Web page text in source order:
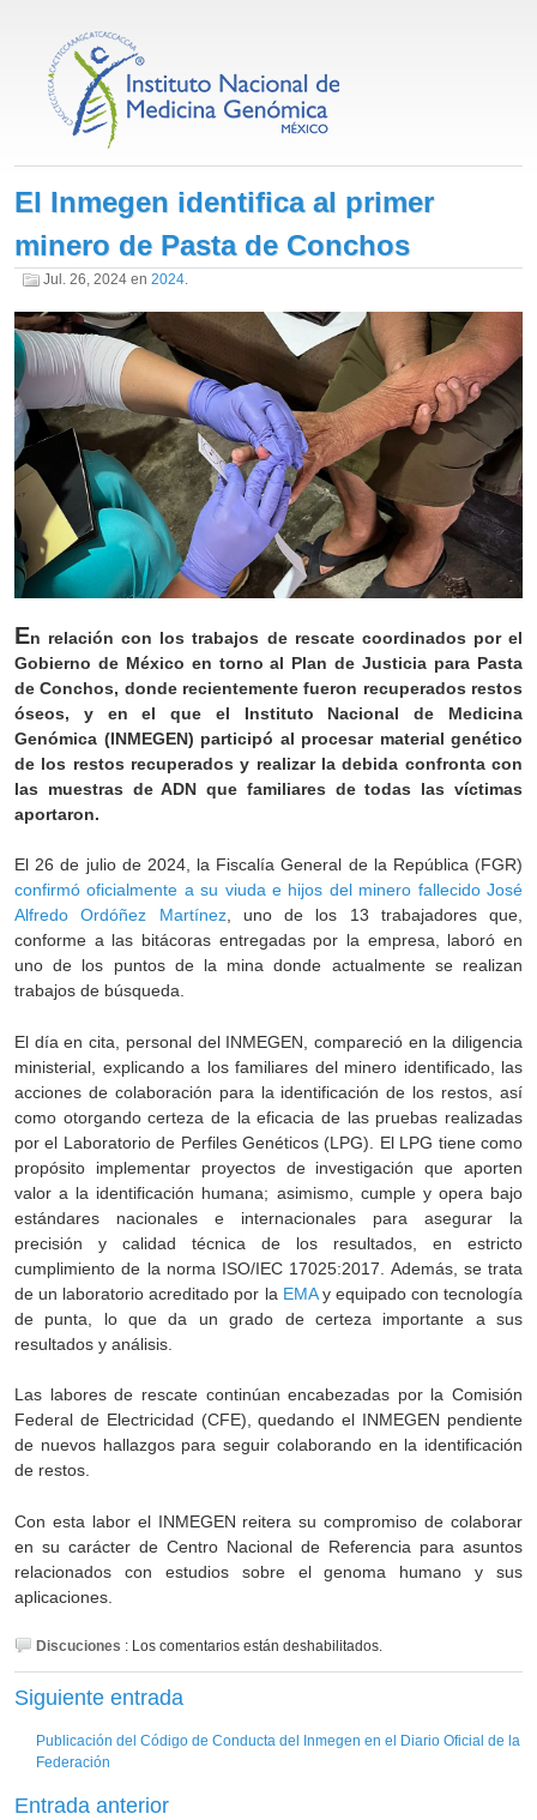
El Inmegen identifica al primer
minero de Pasta de Conchos
Jul. 26, 2024 en 2024.
En relación con los trabajos de rescate coordinados por el
Gobierno de México en torno al Plan de Justicia para Pasta
de Conchos, donde recientemente fueron recuperados restos
óseos, y en el que el Instituto Nacional de Medicina
Genómica (INMEGEN) participó al procesar material genético
de los restos recuperados y realizar la debida confronta con
las muestras de ADN que familiares de todas las víctimas
aportaron.
El 26 de julio de 2024, la Fiscalía General de la República (FGR)
confirmó oficialmente a su viuda e hijos del minero fallecido José
Alfredo Ordóñez Martínez, uno de los 13 trabajadores que,
conforme a las bitácoras entregadas por la empresa, laboró en
uno de los puntos de la mina donde actualmente se realizan
trabajos de búsqueda.
El día en cita, personal del INMEGEN, compareció en la diligencia
ministerial, explicando a los familiares del minero identificado, las
acciones de colaboración para la identificación de los restos, así
como otorgando certeza de la eficacia de las pruebas realizadas
por el Laboratorio de Perfiles Genéticos (LPG). El LPG tiene como
propósito implementar proyectos de investigación que aporten
valor a la identificación humana; asimismo, cumple y opera bajo
estándares nacionales e internacionales para asegurar la
precisión y calidad técnica de los resultados, en estricto
cumplimiento de la norma ISO/IEC 17025:2017. Además, se trata
de un laboratorio acreditado por la EMAy equipado con tecnología
de punta, lo que da un grado de certeza importante a sus
resultados y análisis.
Las labores de rescate continúan encabezadas por la Comisión
Federal de Electricidad (CFE), quedando el INMEGEN pendiente
de nuevos hallazgos para seguir colaborando en la identificación
de restos.
Con esta labor el INMEGEN reitera su compromiso de colaborar
en su carácter de Centro Nacional de Referencia para asuntos
relacionados con estudios sobre el genoma humano y sus
aplicaciones.
Discuciones : Los comentarios están deshabilitados.
Siguiente entrada
Publicación del Código de Conducta del Inmegen en el Diario Oficial de la
Federación
Entrada anterior